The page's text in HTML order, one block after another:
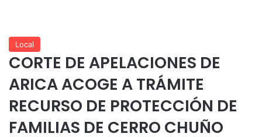
Local
CORTE DE APELACIONES DE
ARICA ACOGE A TRÁMITE
RECURSO DE PROTECCIÓN DE
FAMILIAS DE CERRO CHUÑO